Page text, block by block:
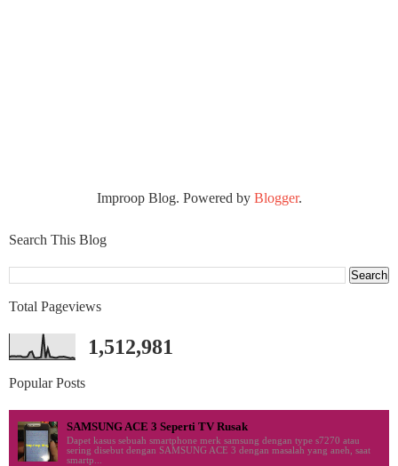
Improop Blog. Powered by Blogger.
Search This Blog
Total Pageviews
1,512,981
Popular Posts
SAMSUNG ACE 3 Seperti TV Rusak
Dapet kasus sebuah smartphone merk samsung dengan type s7270 atau
sering disebut dengan SAMSUNG ACE 3 dengan masalah yang aneh, saat
smartp...